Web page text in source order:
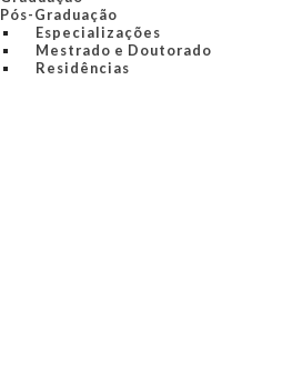
Pós-Graduação
Especializações
Mestrado e Doutorado
Residências